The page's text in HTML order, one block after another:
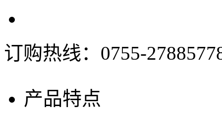
订购热线： 0755-
产品特点